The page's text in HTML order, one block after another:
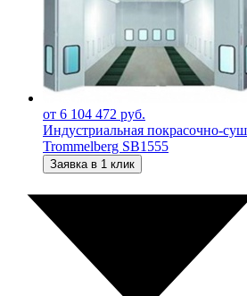
от 6 104 472 руб.
Индустриальная покрасочно-
Trommelberg SB1555
Заявка в 1 клик